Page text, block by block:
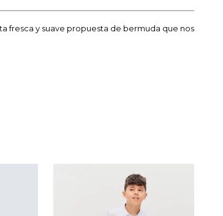
fresca y suave propuesta de bermuda que nos